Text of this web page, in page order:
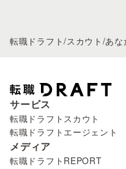
転職ドラフト/スカウト /あな
サービス
転職ドラフトスカウト
転職ドラフトエージェント
メディア
転職ドラフトREPORT